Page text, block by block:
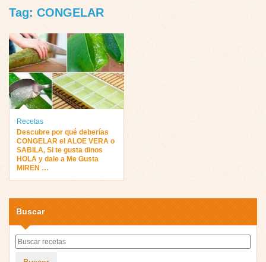
Tag: CONGELAR
Recetas
Descubre por qué deberías
CONGELAR el ALOE VERA o
SABILA, Si te gusta dinos
HOLA y dale a Me Gusta
MIREN …
Buscar